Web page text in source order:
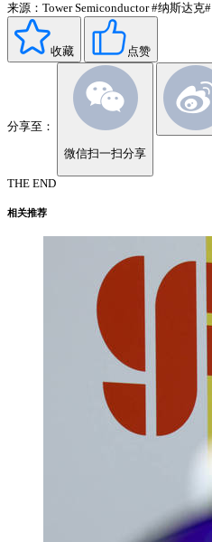
来源：Tower Semiconductor #纳斯达克#
收藏 点赞
分享至：
微信扫一扫分享
THE END
相关推荐